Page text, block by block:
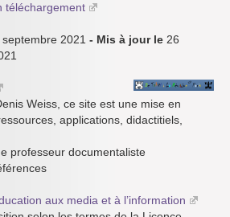
téléchargement
septembre 2021 - Mis à jour le 26
Weiss, ce site est une mise en
applications, didactitiels,
professeur documentaliste
aux media et à l’information